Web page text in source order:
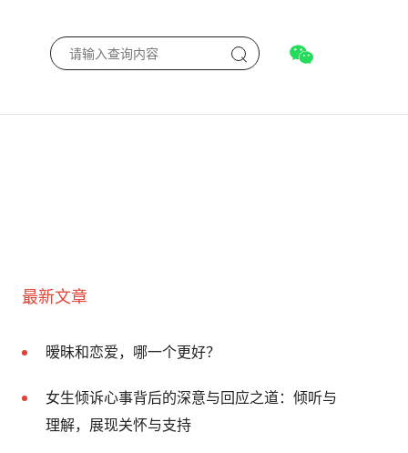
最新文章
暧昧和恋爱，哪一个更好？
女生倾诉心事背后的深意与回应之道：倾听与
理解，展现关怀与支持